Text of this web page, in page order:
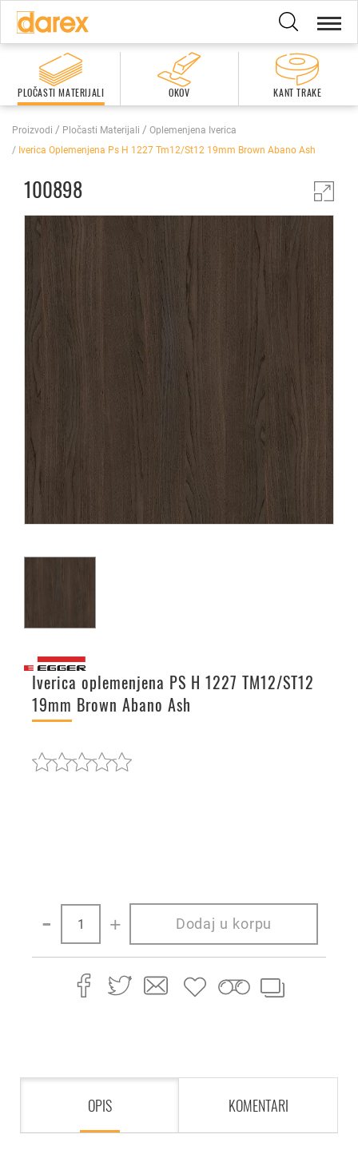
PLOČASTI MATERIJALI OKOV KANT TRAKE
Proizvodi Pločasti Materijali
Oplemenjena Iverica
Iverica Oplemenjena Ps H 1227 Tm12/st12 19mm Brown Abano Ash
100898
Iverica oplemenjena PS H 1227 TM12/ST12
19mm Brown Abano Ash
- + Dodaj u korpu
OPIS KOMENTARI